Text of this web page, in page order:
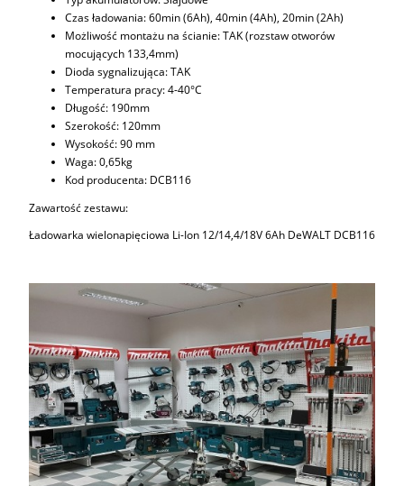
Czas ładowania: 60min (6Ah), 40min (4Ah), 20min (2Ah)
Możliwość montażu na ścianie: TAK (rozstaw otworów
mocujących 133,4mm)
Dioda sygnalizująca: TAK
Temperatura pracy: 4-40°C
Długość: 190mm
Szerokość: 120mm
Wysokość: 90 mm
Waga: 0,65kg
Kod producenta: DCB116
Zawartość zestawu:
Ładowarka wielonapięciowa Li-Ion 12/14,4/18V 6Ah DeWALT DCB116